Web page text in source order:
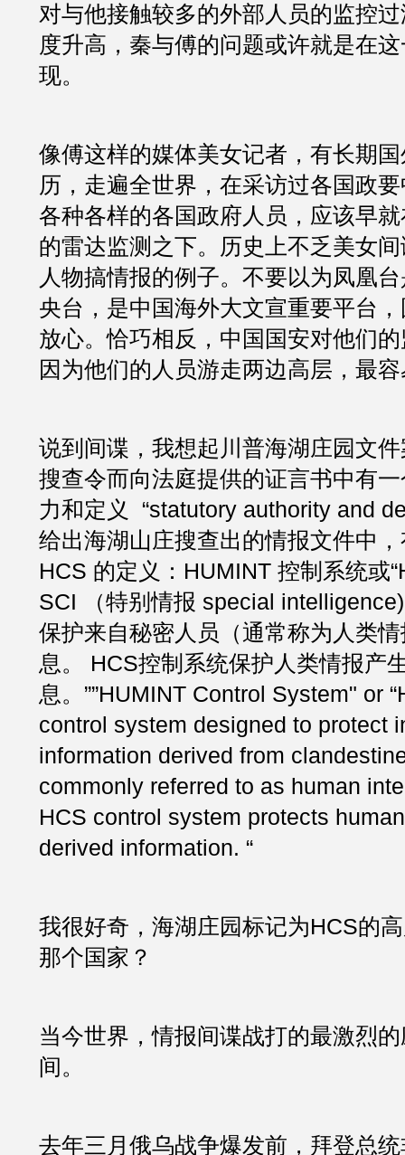
对与他接触较多的外部人员的监控
度升高，秦与傅的问题或许就是在
现。
像傅这样的媒体美女记者，有长期
历，走遍全世界，在采访过各国政
各种各样的各国政府人员，应该早
的雷达监测之下。历史上不乏美女
人物搞情报的例子。不要以为凤凰
央台，是中国海外大文宣重要平台
放心。恰巧相反，中国国安对他们
因为他们的人员游走两边高层，最
说到间谍，我想起川普海湖庄园文
搜查令而向法庭提供的证言书中有
力和定义  “statutory authority and
给出海湖山庄搜查出的情报文件中
HCS 的定义：HUMINT 控制系统或
SCI （特别情报 special
保护来自秘密人员（通常称为人类
息。 HCS控制系统保护人类情报产
息。””HUMINT Control System" or
control system designed to protect
information derived from
commonly referred to as human
HCS control system protects
derived information. “
我很好奇，海湖庄园标记为HCS的
那个国家？
当今世界，情报间谍战打的最激烈
间。
去年三月俄乌战争爆发前，拜登总